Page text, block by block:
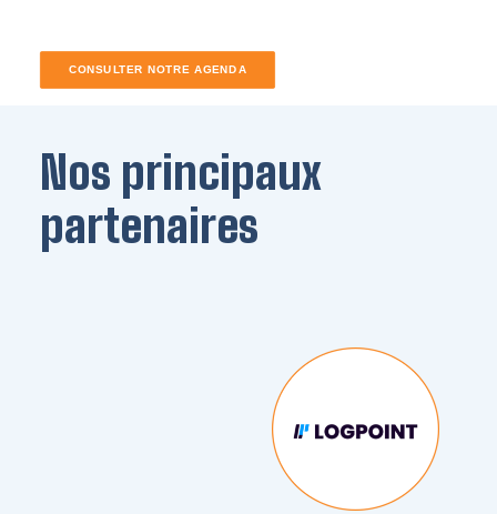
CONSULTER NOTRE AGENDA
Nos principaux
partenaires